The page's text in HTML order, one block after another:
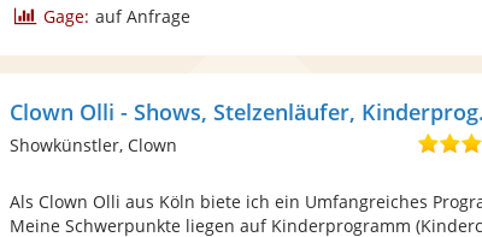
Gage: auf Anfrage
Showkünstler, Clown
Als Clown Olli aus Köln biete ich ein Umfangreiches
Meine Schwerpunkte liegen auf Kinderprogramm